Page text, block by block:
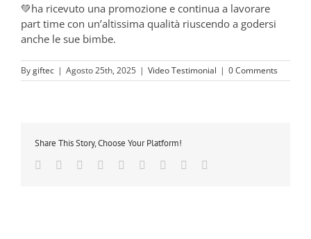
💚ha ricevuto una promozione e continua a lavorare
part time con un’altissima qualità riuscendo a godersi
anche le sue bimbe.
Bygiftec | Agosto 25th, 2025 | Video Testimonial | 0 Comments
Share This Story, Choose Your Platform!
Facebook
TwitterLinkedIn
Reddit Whatsapp
TumblrPinterest